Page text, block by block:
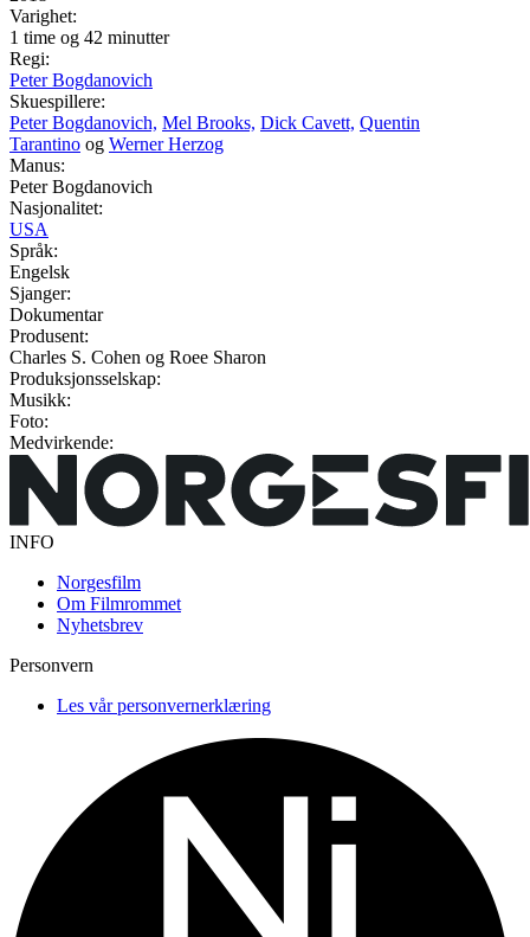
Varighet:
1 time og 42 minutter
Regi:
Peter Bogdanovich
Skuespillere:
Peter Bogdanovich, Mel Brooks, Dick Cavett, Quentin
Tarantino og Werner Herzog
Manus:
Peter Bogdanovich
Nasjonalitet:
USA
Språk:
Engelsk
Sjanger:
Dokumentar
Produsent:
Charles S. Cohen og Roee Sharon
Produksjonsselskap:
Musikk:
Foto:
Medvirkende:
INFO
Norgesfilm
Om Filmrommet
Nyhetsbrev
Personvern
Les vår personvernerklæring